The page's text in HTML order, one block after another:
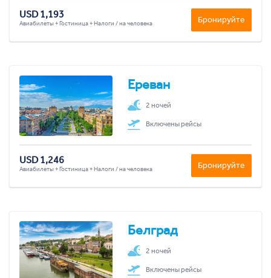
USD 1,193
Авиабилеты + Гостиница + Налоги / на человека Бронируйте
Ереван
2 ночей
Включены рейсы
USD 1,246
Авиабилеты + Гостиница + Налоги / на человека Бронируйте
Белград
2 ночей
Включены рейсы